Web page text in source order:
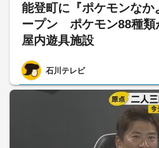
能登町に『ポケモンなか
ープン ポケモン88種類
屋内遊具施設
石川テレビ